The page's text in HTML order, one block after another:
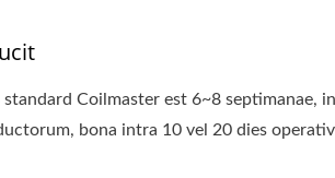
standard Coilmaster est 6~8 septimanae,
bona intra 10 vel 20 dies